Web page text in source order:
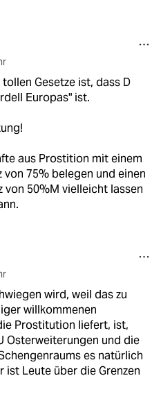
Gesetze ist, dass D
Europas" ist.
aus Prostition mit einem
75% belegen und einen
von 50%M vielleicht lassen
wird, weil das zu
willkommenen
Prostitution liefert, ist,
Osterweiterungen und die
es natürlich
ist Leute über die Grenzen